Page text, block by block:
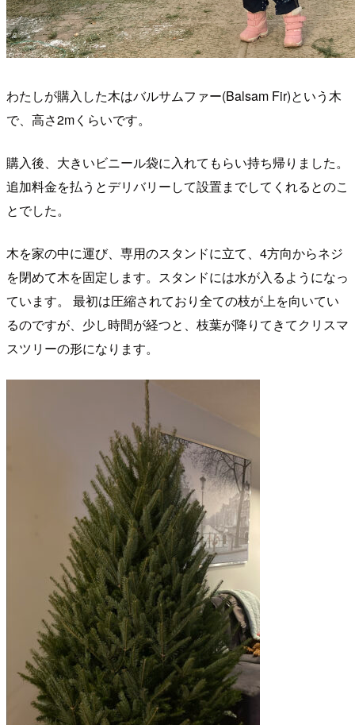
わたしが購入した木はバルサムファー(Balsam Fir)という木
で、高さ2mくらいです。
購入後、大きいビニール袋に入れてもらい持ち帰りました。
追加料金を払うとデリバリーして設置までしてくれるとのこ
とでした。
木を家の中に運び、専用のスタンドに立て、4方向からネジ
を閉めて木を固定します。スタンドには水が入るようになっ
ています。 最初は圧縮されており全ての枝が上を向いてい
るのですが、少し時間が経つと、枝葉が降りてきてクリスマ
スツリーの形になります。